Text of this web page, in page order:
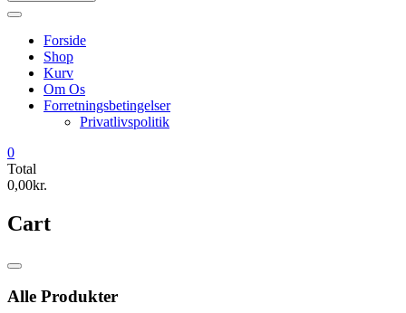
Forside
Shop
Kurv
Om Os
Forretningsbetingelser
Privatlivspolitik
0
Total
0,00kr.
Cart
Catalog
Alle Produkter